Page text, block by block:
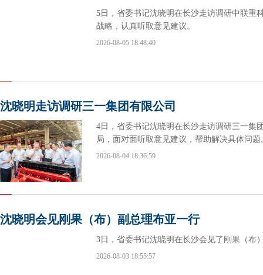
5日，省委书记沈晓明在长沙走访调研中联重
战略，认真听取意见建议。
2026-08-05 18:48:40
沈晓明走访调研三一集团有限公司
4日，省委书记沈晓明在长沙走访调研三一集
局，面对面听取意见建议，帮助解决具体问题
2026-08-04 18:36:59
沈晓明会见刚果（布）副总理布亚一行
3日，省委书记沈晓明在长沙会见了刚果（布
2026-08-03 18:55:57